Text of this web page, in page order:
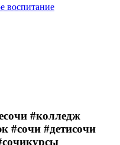
воспитание
#колледж
#сочи #детисочи